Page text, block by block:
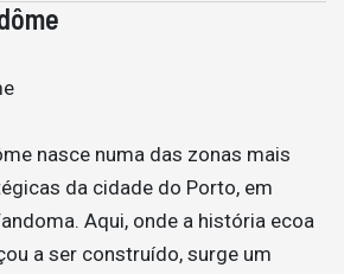
nasce numa das zonas mais
da cidade do Porto, em
Aqui, onde a história ecoa
a ser construído, surge um